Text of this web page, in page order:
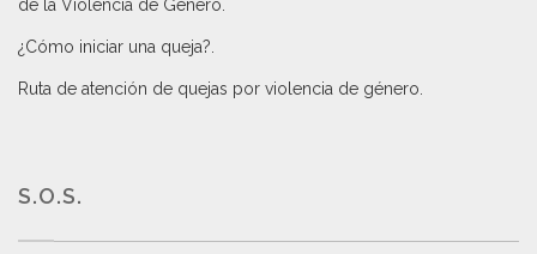
de la Violencia de Género
¿Cómo iniciar una queja?
Ruta de atención de quejas por violencia de género
S.O.S.